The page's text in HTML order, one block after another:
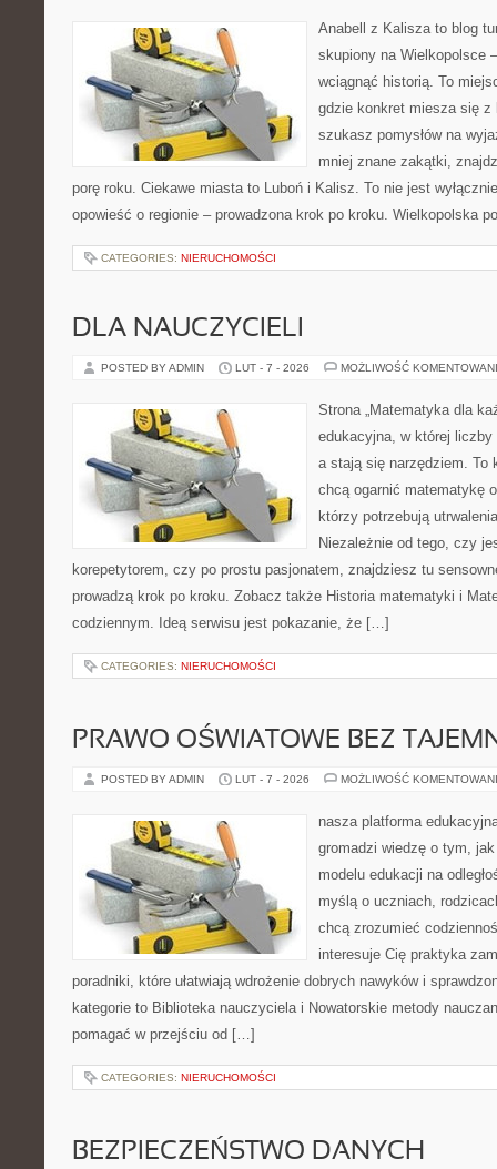
Anabell z Kalisza to blog
skupiony na Wielkopolsce
wciągnąć historią. To
gdzie konkret miesza się
szukasz pomysłów na
mniej znane zakątki,
porę roku. Ciekawe miasta to Luboń i Kalisz. To nie jest
opowieść o regionie – prowadzona krok po kroku. Wielkopolska
CATEGORIES: NIERUCHOMOŚCI
DLA NAUCZYCIELI
POSTED BY ADMIN LUT - 7 - 2026 MOŻLIWOŚĆ
Strona „Matematyka dla
edukacyjna, w której
a stają się narzędziem. To
chcą ogarnić matematykę
którzy potrzebują
Niezależnie od tego, czy
korepetytorem, czy po prostu pasjonatem, znajdziesz tu
prowadzą krok po kroku. Zobacz także Historia matematyki i
codziennym. Ideą serwisu jest pokazanie, że […]
CATEGORIES: NIERUCHOMOŚCI
PRAWO OŚWIATOWE BEZ
POSTED BY ADMIN LUT - 7 - 2026 MOŻLIWOŚĆ
nasza platforma
gromadzi wiedzę o tym,
modelu edukacji na
myślą o uczniach,
chcą zrozumieć
interesuje Cię praktyka
poradniki, które ułatwiają wdrożenie dobrych nawyków i
kategorie to Biblioteka nauczyciela i Nowatorskie metody
pomagać w przejściu od […]
CATEGORIES: NIERUCHOMOŚCI
BEZPIECZEŃSTWO DANYCH